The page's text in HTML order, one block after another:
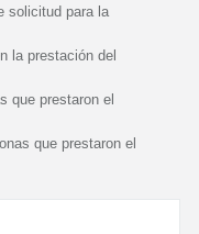
solicitud para la
la prestación del
que prestaron el
que prestaron el